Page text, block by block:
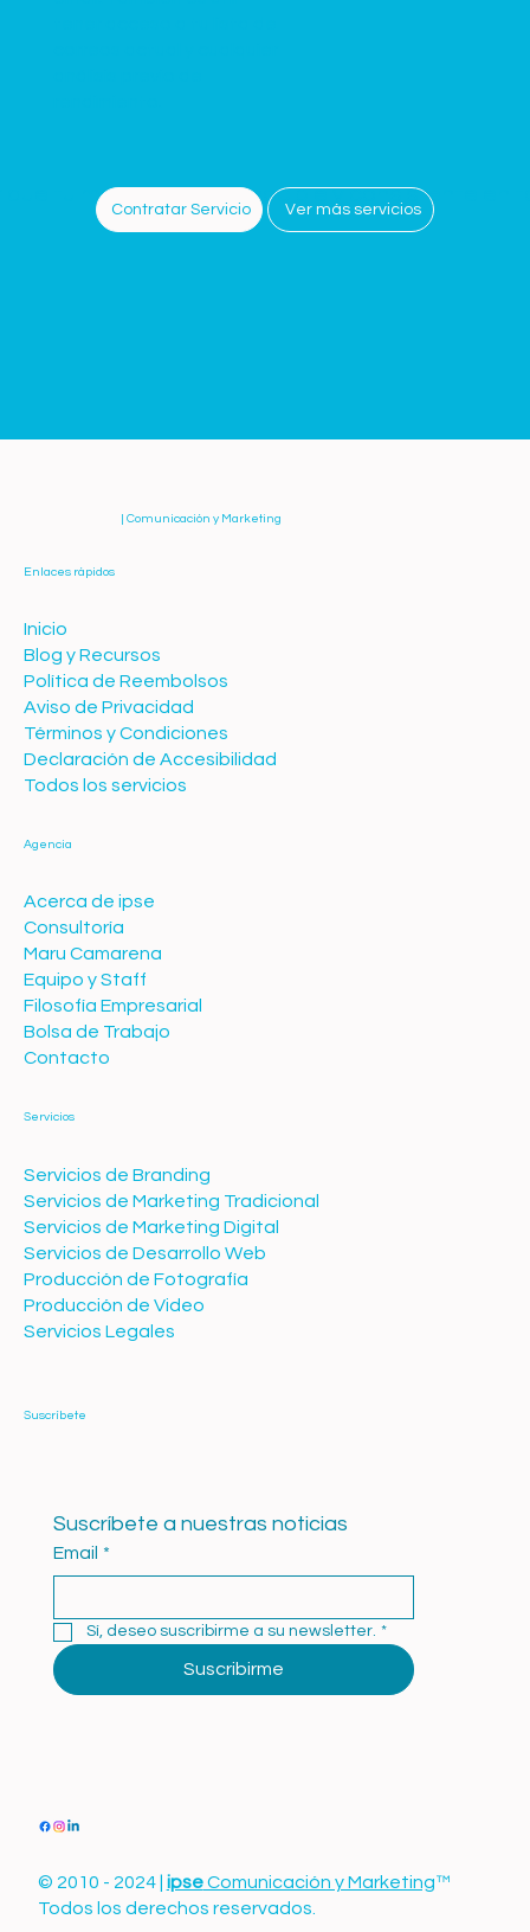
tu marca sea reconocible y consistente en
Contratar Servicio Ver más servicios
| Comunicación y Marketing
Enlaces rápidos
Inicio
Blog y Recursos
Política de Reembolsos
Aviso de Privacidad
Términos y Condiciones
Declaración de Accesibilidad
Todos los servicios
© 2010 - 2024 | ipseComunicación y Marketing™
Todos los derechos reservados.
Agencia
Acerca de ipse
Consultoría
Maru Camarena
Equipo y Staff
Filosofía Empresarial
Bolsa de Trabajo
Contacto
Servicios
Servicios de Branding
Servicios de Marketing Tradicional
Servicios de Marketing Digital
Servicios de Desarrollo Web
Producción de Fotografía
Producción de Video
Servicios Legales
Suscríbete
Suscríbete a nuestras noticias
Email *
Sí, deseo suscribirme a su newsletter. *
Suscribirme